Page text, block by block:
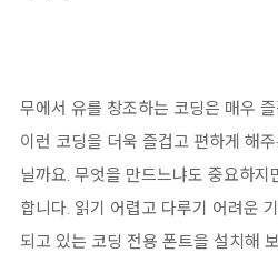
무에서 유를 창조하는 코딩은 매우
이런 코딩을 더욱 즐겁고 편하게 해
닐까요. 무엇을 만드느냐도 중요하지
합니다. 읽기 어렵고 다루기 어려운
되고 있는 코딩 전용 폰트을 설치해